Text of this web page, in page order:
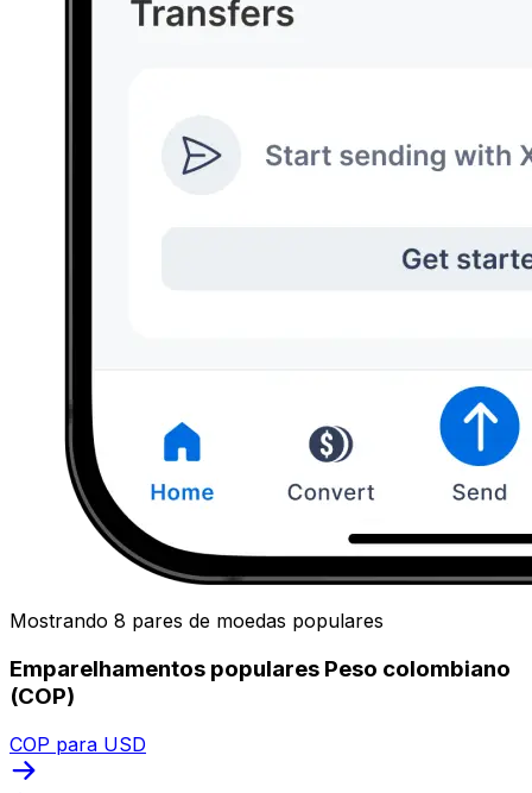
Mostrando 8 pares de moedas populares
Emparelhamentos populares Peso colombiano
(COP)
COP para USD